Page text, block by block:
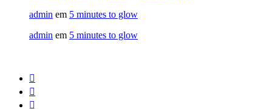
admin em 5 minutes to glow
admin em 5 minutes to glow